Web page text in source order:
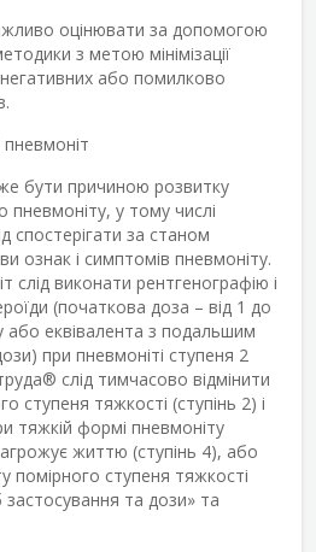
оцінювати за допомогою
з метою мінімізації
або помилково
бути причиною розвитку
пневмоніту, у тому числі
спостерігати за станом
ознак і симптомів пневмоніту.
слід виконати рентгенографію і
(початкова доза – від 1 до
або еквівалента з подальшим
при пневмоніті ступеня 2
® слід тимчасово відмінити
ступеня тяжкості (ступінь 2) і
тяжкій формі пневмоніту
життю (ступінь 4), або
помірного ступеня тяжкості
застосування та дози» та